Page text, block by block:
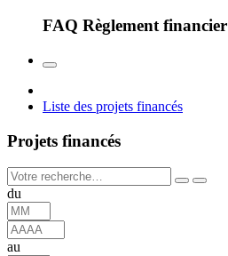
FAQ Règlement financier
Liste des projets financés
Projets financés
du
au